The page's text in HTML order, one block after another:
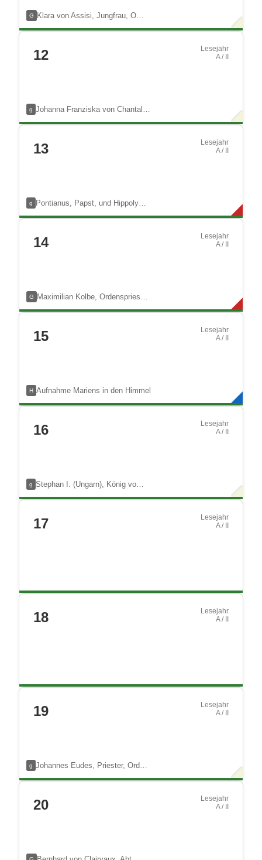
G Klara von Assisi, Jungfrau, O…
12
Lesejahr
A / II
g Johanna Franziska von Chantal…
13
Lesejahr
A / II
g Pontianus, Papst, und Hippoly…
14
Lesejahr
A / II
G Maximilian Kolbe, Ordenspries…
15
Lesejahr
A / II
H Aufnahme Mariens in den Himmel
16
Lesejahr
A / II
g Stephan I. (Ungarn), König vo…
17
Lesejahr
A / II
18
Lesejahr
A / II
19
Lesejahr
A / II
g Johannes Eudes, Priester, Ord…
20
Lesejahr
A / II